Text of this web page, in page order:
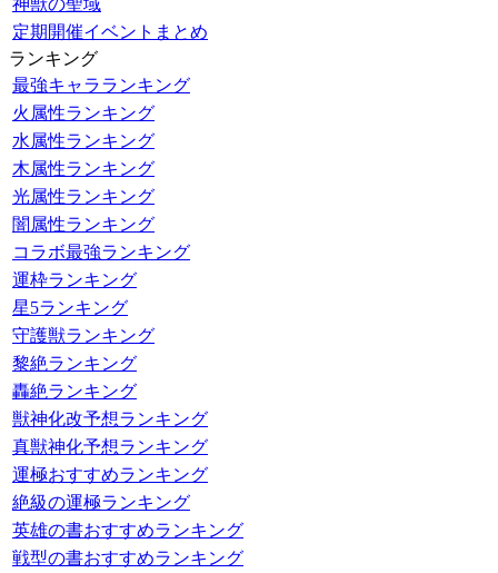
神獣の聖域
定期開催イベントまとめ
ランキング
最強キャラランキング
火属性ランキング
水属性ランキング
木属性ランキング
光属性ランキング
闇属性ランキング
コラボ最強ランキング
運枠ランキング
星5ランキング
守護獣ランキング
黎絶ランキング
轟絶ランキング
獣神化改予想ランキング
真獣神化予想ランキング
運極おすすめランキング
絶級の運極ランキング
英雄の書おすすめランキング
戦型の書おすすめランキング